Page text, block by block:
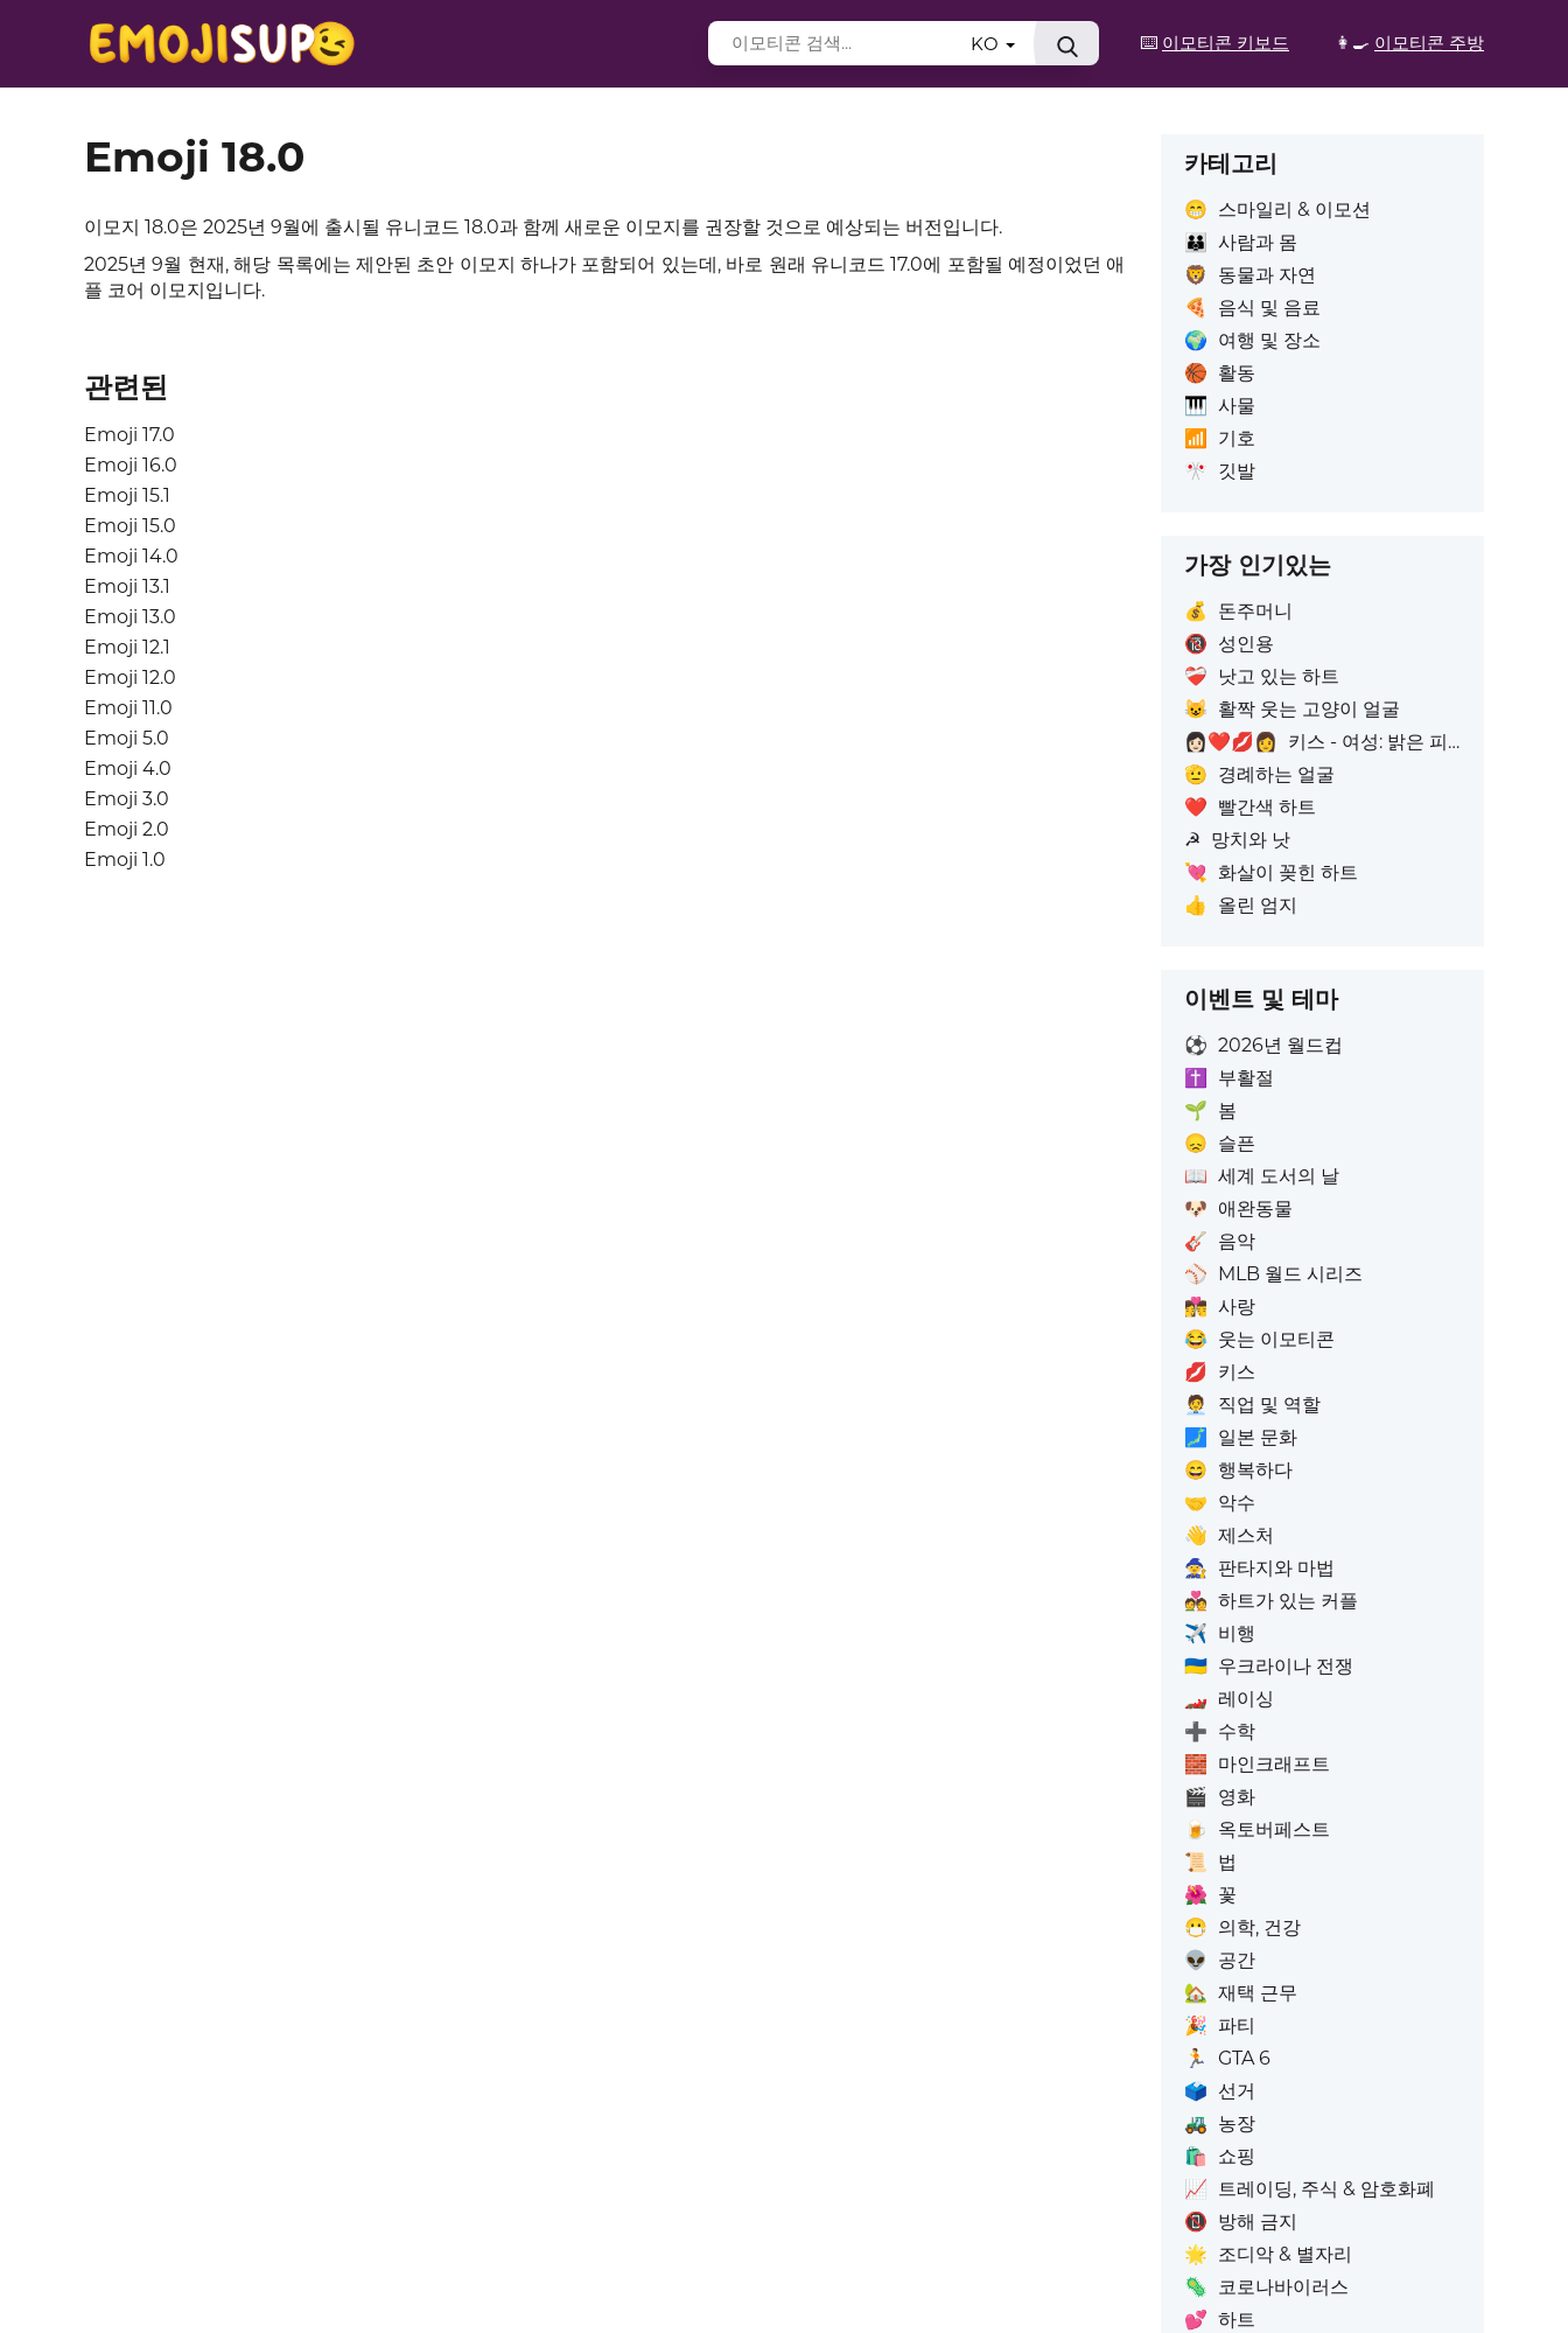
⌨️ 이모티콘 키보드 👩‍🍳 이모티콘 주방
KO
Emoji 18.0
이모지 18.0은 2025년 9월에 출시될 유니코드 18.0과 함께 새로운 이모지를 권장할 것으로 예상되는 버전입니다.
2025년 9월 현재, 해당 목록에는 제안된 초안 이모지 하나가 포함되어 있는데, 바로 원래 유니코드 17.0에 포함될 예정이었던 애
플 코어 이모지입니다.
관련된
Emoji 17.0
Emoji 16.0
Emoji 15.1
Emoji 15.0
Emoji 14.0
Emoji 13.1
Emoji 13.0
Emoji 12.1
Emoji 12.0
Emoji 11.0
Emoji 5.0
Emoji 4.0
Emoji 3.0
Emoji 2.0
Emoji 1.0
카테고리
😁 스마일리 & 이모션
👪
사람과 몸
🦁
동물과 자연
🍕
음식 및 음료
🌍 여행 및 장소
🏀 활동
🎹 사물
📶
기호
🎌 깃발
가장 인기있는
💰
돈주머니
🔞 성인용
❤️‍🩹 낫고 있는 하트
😺 활짝 웃는 고양이 얼굴
👩🏻‍❤️‍💋‍👩
키스 - 여성: 밝은 피부톤, 여성: 피부색 없음
🫡 경례하는 얼굴
❤️ 빨간색 하트
☭ 망치와 낫
💘 화살이 꽂힌 하트
👍
올린 엄지
이벤트 및 테마
⚽ 2026년 월드컵
✝️
부활절
🌱 봄
😞 슬픈
📖 세계 도서의 날
🐶 애완동물
🎸 음악
⚾ MLB 월드 시리즈
👩‍❤️‍💋‍👨 사랑
😂 웃는 이모티콘
💋 키스
🧑‍💼
직업 및 역할
🗾
일본 문화
😄 행복하다
🤝 악수
👋 제스처
🧙 판타지와 마법
💑 하트가 있는 커플
✈️ 비행
🇺🇦 우크라이나 전쟁
🏎️ 레이싱
➕ 수학
🧱 마인크래프트
🎬 영화
🍺
옥토버페스트
📜
법
🌺 꽃
😷 의학, 건강
👽
공간
🏡 재택 근무
🎉 파티
🏃
GTA 6
🗳️ 선거
🚜 농장
🛍️
쇼핑
📈 트레이딩, 주식 & 암호화폐
📵 방해 금지
🌟 조디악 & 별자리
🦠 코로나바이러스
💕 하트